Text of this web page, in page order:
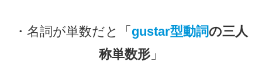
・名詞が単数だと「 gustar型動詞の三人
称単数形 」